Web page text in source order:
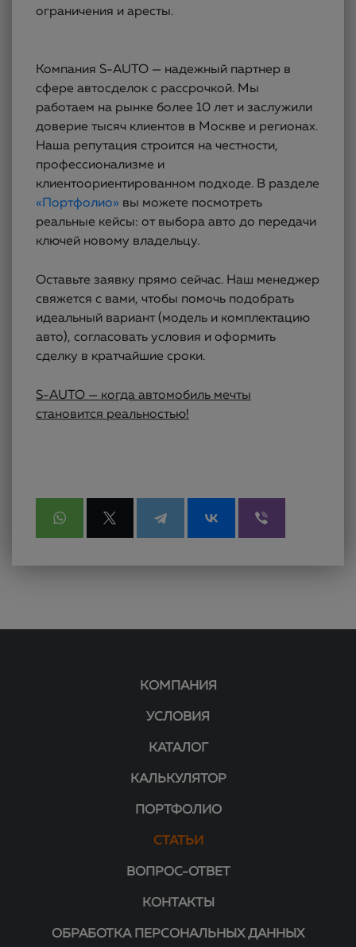
ограничения и аресты.
Компания S-AUTO — надежный партнер в
сфере автосделок с рассрочкой. Мы
работаем на рынке более 10 лет и заслужили
доверие тысяч клиентов в Москве и регионах.
Наша репутация строится на честности,
профессионализме и
клиентоориентированном подходе. В разделе
«Портфолио» вы можете посмотреть
реальные кейсы: от выбора авто до передачи
ключей новому владельцу.
Оставьте заявку прямо сейчас. Наш менеджер
свяжется с вами, чтобы помочь подобрать
идеальный вариант (модель и комплектацию
авто), согласовать условия и оформить
сделку в кратчайшие сроки.
S-AUTO — когда автомобиль мечты
становится реальностью!
КОМПАНИЯ
УСЛОВИЯ
КАТАЛОГ
КАЛЬКУЛЯТОР
ПОРТФОЛИО
СТАТЬИ
ВОПРОС-ОТВЕТ
КОНТАКТЫ
ОБРАБОТКА ПЕРСОНАЛЬНЫХ ДАННЫХ